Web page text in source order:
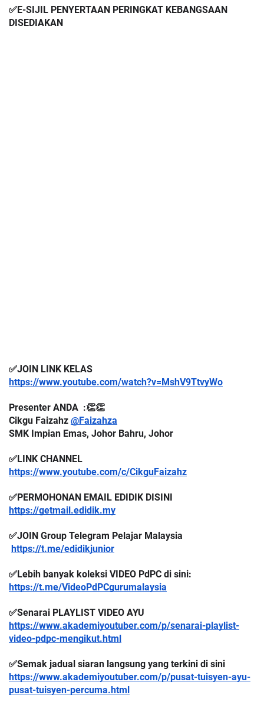
✅E-SIJIL PENYERTAAN PERINGKAT KEBANGSAAN
DISEDIAKAN
✅JOIN LINK KELAS
https://www.youtube.com/watch?v=MshV9TtvyWo
Presenter ANDA  :👏👏
Cikgu Faizahz @Faizahza
SMK Impian Emas, Johor Bahru, Johor
✅LINK CHANNEL
https://www.youtube.com/c/CikguFaizahz
✅PERMOHONAN EMAIL EDIDIK DISINI
https://getmail.edidik.my
✅JOIN Group Telegram Pelajar Malaysia
https://t.me/edidikjunior
✅Lebih banyak koleksi VIDEO PdPC di sini:
https://t.me/VideoPdPCgurumalaysia
✅Senarai PLAYLIST VIDEO AYU
https://www.akademiyoutuber.com/p/senarai-playlist-
video-pdpc-mengikut.html
✅Semak jadual siaran langsung yang terkini di sini
https://www.akademiyoutuber.com/p/pusat-tuisyen-ayu-
pusat-tuisyen-percuma.html